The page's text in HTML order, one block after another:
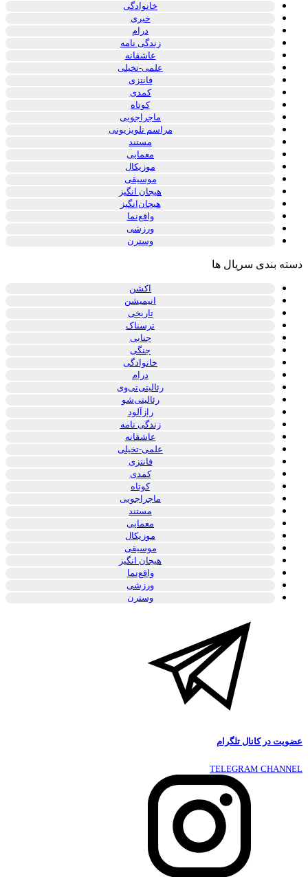
خانوادگی
خبری
درام
زندگی نامه
عاشقانه
علمی-تخیلی
فانتزی
کمدی
کوتاه
ماجراجویی
مراسم تلویزیونی
مستند
معمایی
موزیکال
موسیقی
هیجان انگیز
هیجان‌انگیز
واقع‌نما
ورزشی
وسترن
دسته بندی سریال ها
اکشن
انیمیشن
تاریخی
ترسناک
جنایی
جنگی
خانوادگی
درام
رئالیتی‌تی‌وی
رئالیتی‌شو
رازآلود
زندگی نامه
عاشقانه
علمی-تخیلی
فانتزی
کمدی
کوتاه
ماجراجویی
مستند
معمایی
موزیکال
موسیقی
هیجان انگیز
واقع‌نما
ورزشی
وسترن
عضویت در کانال تلگرام
TELEGRAM CHANNEL